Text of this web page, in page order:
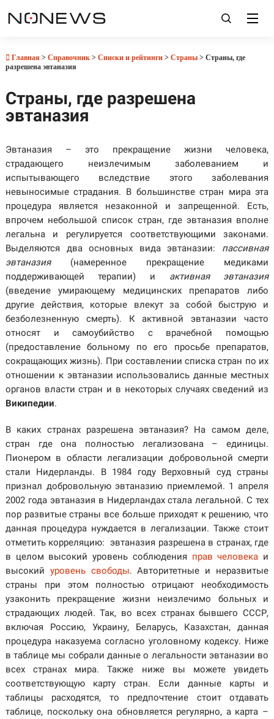
Главная > Справочник> Списки и рейтинги> Страны> Страны, где
разрешена эвтаназия
Страны, где разрешена
эвтаназия
Эвтаназия – это прекращение жизни человека,
страдающего неизлечимым заболеванием и
испытывающего вследствие этого заболевания
невыносимые страдания. В большинстве стран мира эта
процедура является незаконной и запрещенной. Есть,
впрочем небольшой список стран, где эвтаназия вполне
легальна и регулируется соответствующими законами.
Выделяются два основных вида эвтаназии: пассивная
эвтаназия(намеренное прекращение медиками
поддерживающей терапии) и активная эвтаназия
(введение умирающему медицинских препаратов либо
другие действия, которые влекут за собой быструю и
безболезненную смерть). К активной эвтаназии часто
относят и самоубийство с врачебной помощью
(предоставление больному по его просьбе препаратов,
сокращающих жизнь). При составлении списка стран по их
отношении к эвтаназии использовались данные местных
органов власти стран и в некоторых случаях сведений из
Википедии.
В каких странах разрешена эвтаназия? На самом деле,
стран где она полностью легализована – единицы.
Пионером в области легализации добровольной смерти
стали Нидерланды. В 1984 году Верховный суд страны
признал добровольную эвтаназию приемлемой. 1 апреля
2002 года эвтаназия в Нидерландах стала легальной. С тех
пор развитые страны все больше приходят к решению, что
данная процедура нуждается в легализации. Также стоит
отметить корреляцию: эвтаназия разрешена в странах, где
в целом высокий уровень соблюдения прав человека и
высокий уровень свободы. Авторитетные и неразвитые
страны при этом полностью отрицают необходимость
узаконить прекращение жизни неизлечимо больных и
страдающих людей. Так, во всех странах бывшего СССР,
включая Россию, Украину, Беларусь, Казахстан, данная
процедура наказуема согласно уголовному кодексу. Ниже
в таблице мы собрали данные о легальности эвтаназии во
всех странах мира. Также ниже вы можете увидеть
соответствующую карту стран. Если данные карты и
таблицы расходятся, то предпочтение стоит отдавать
таблице, поскольку она обновляется регулярно, а карта –